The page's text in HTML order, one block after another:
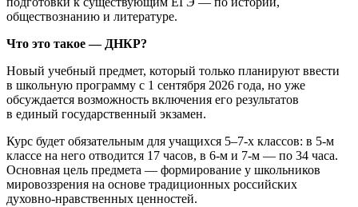
обществознанию и литературе.
Что это такое — ДНКР?
Новый учебный предмет, который только планируют ввести
в школьную программу с 1 сентября 2026 года, но уже
обсуждается возможность включения его результатов
в единый государственный экзамен.
Курс будет обязательным для учащихся 5–7-х классов: в 5-м
классе на него отводится 17 часов, в 6-м и 7-м — по 34 часа.
Основная цель предмета — формирование у школьников
мировоззрения на основе традиционных российских
духовно‑нравственных ценностей.